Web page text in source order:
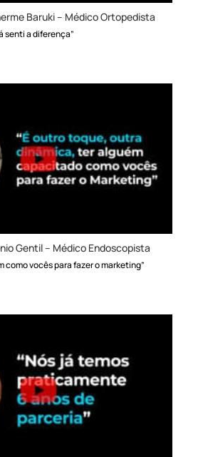
Baruki – Médico Ortopedista
senti a diferença”
Gentil – Médico Endoscopista
como vocês para fazer o marketing”